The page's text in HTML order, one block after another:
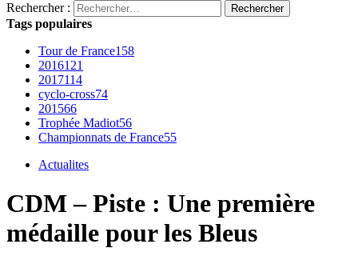
Rechercher :
Tags populaires
Tour de France158
2016121
2017114
cyclo-cross74
201566
Trophée Madiot56
Championnats de France55
Actualites
CDM – Piste : Une première
médaille pour les Bleus